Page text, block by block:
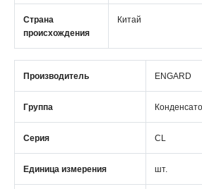
Страна
происхождения
Китай
Производитель ENGARD
Группа
Серия CL
Единица измерения шт.